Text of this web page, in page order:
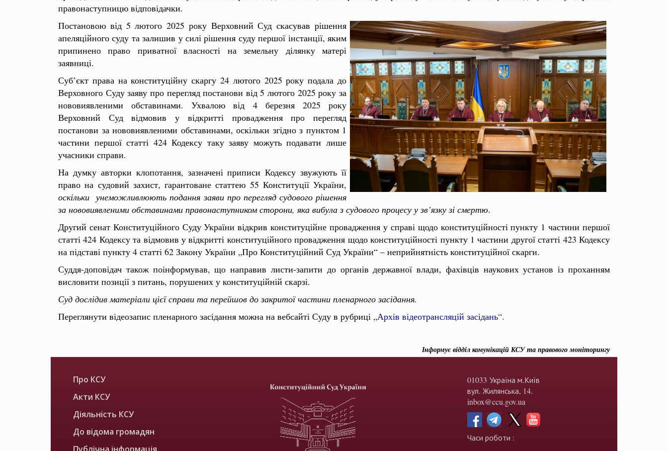
правонаступницю відповідачки.
Постановою від 5 лютого 2025 року Верховний Суд скасував рішення
апеляційного суду та залишив у силі рішення суду першої інстанції, яким
припинено право приватної власності на земельну ділянку матері
заявниці.
Суб’єкт права на конституційну скаргу 24 лютого 2025 року подала до
Верховного Суду заяву про перегляд постанови від 5 лютого 2025 року за
нововиявленими обставинами. Ухвалою від 4 березня 2025 року
Верховний Суд відмовив у відкритті провадження про перегляд
постанови за нововиявленими обставинами, оскільки згідно з пунктом 1
частини першої статті 424 Кодексу таку заяву можуть подавати лише
учасники справи.
На думку авторки клопотання, зазначені приписи Кодексу звужують її
право на судовий захист, гарантоване статтею 55 Конституції України,
оскільки унеможливлюють подання заяви про перегляд судового рішення
за нововиявленими обставинами правонаступником сторони, яка вибула з судового процесу у зв’язку зі смертю.
Другий сенат Конституційного Суду України відкрив конституційне провадження у справі щодо конституційності пункту 1 частини першої
статті 424 Кодексу та відмовив у відкритті конституційного провадження щодо конституційності пункту 1 частини другої статті 423 Кодексу
на підставі пункту 4 статті 62 Закону України „Про Конституційний Суд України“ – неприйнятність конституційної скарги.
Суддя-доповідач також поінформував, що направив листи-запити до органів державної влади, фахівців наукових установ із проханням
висловити позиції з питань, порушених у конституційній скарзі.
Суд дослідив матеріали цієї справи та перейшов до закритої частини пленарного засідання.
Переглянути відеозапис пленарного засідання можна на вебсайті Суду в рубриці „Архів відеотрансляцій засідань“.
Інформує відділ комунікацій КСУ та правового моніторингу
Про КСУ
Акти КСУ
Діяльність КСУ
До відома громадян
Публічна інформація
01033 Україна м.Київ
вул. Жилянська, 14.
inbox@ccu.gov.ua
Часи роботи :